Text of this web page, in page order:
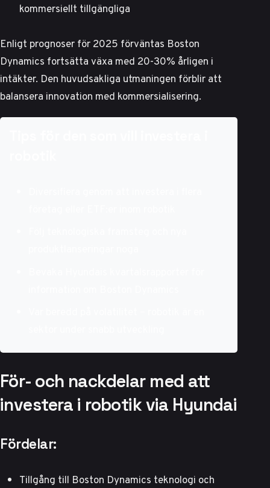
kommersiellt tillgängliga
Enligt prognoser för 2025 förväntas Boston
Dynamics fortsätta växa med 20-30% årligen i
intäkter. Den huvudsakliga utmaningen förblir att
balansera innovation med kommersialisering.
För- och nackdelar med att
investera i robotik via Hyundai
Fördelar:
Tillgång till Boston Dynamics teknologi och